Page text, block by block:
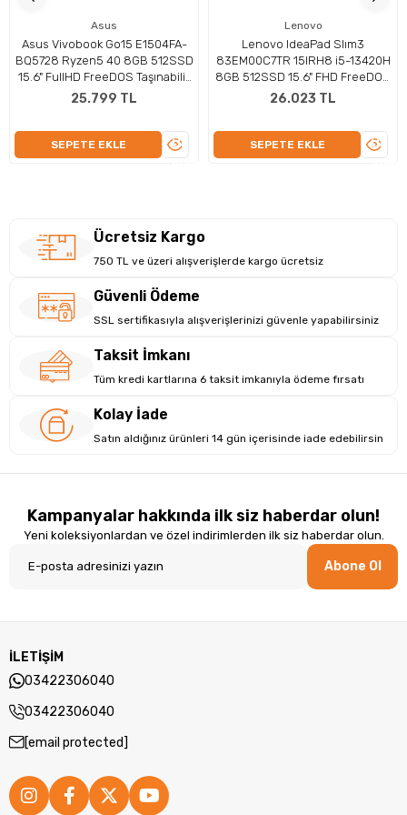
15.6" Full HD (1920×1080), TN, Parlama Önleyici,
60Hz
Batarya: 90Wh
Kamera:Var
Güvenlik:TPM 2.0
Kablosuz:Wi-Fi, Bluetooth
Bağlantılar:3× USB-A, 1× USB-C, HDMI, SD Kart Okuyucu
Renk:
Gümüş
Asus
Asus Vivobook Go15 E1504FA-
BQ5728 Ryzen5 40 8GB 512SSD
15.6" FullHD FreeDOS Taşınabilir
Bilgisayar
25.799 TL
SEPETE EKLE
ÜRÜNÜ
Lenovo
Lenovo IdeaPad Slım3
83EM00C7TR 15IRH8 i5-13420H
8GB 512SSD 15.6" FHD FreeDOS
Dizüstü Bilgisayar
26.023 TL
SEPETE EKLE
Ücretsiz Kargo
750 TL ve üzeri alışverişlerde kargo ücretsiz
Güvenli Ödeme
SSL sertifikasıyla alışverişlerinizi güvenle yapabilirsiniz
Taksit İmkanı
Tüm kredi kartlarına 6 taksit imkanıyla ödeme fırsatı
Kolay İade
Satın aldığınız ürünleri 14 gün içerisinde iade edebilirsin
Kampanyalar hakkında ilk siz haberdar olun!
Yeni koleksiyonlardan ve özel indirimlerden ilk siz haberdar olun.
Abone Ol
İLETİŞİM
03422306040
03422306040
[email protected]